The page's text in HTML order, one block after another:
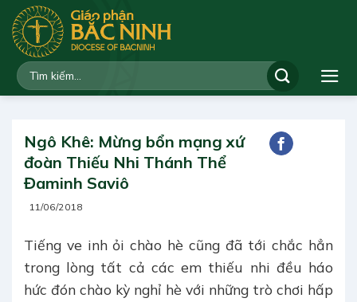
qua
dung
Ngô Khê: Mừng bổn mạng xứ
đoàn Thiếu Nhi Thánh Thể
Đaminh Saviô
11/06/2018
Tiếng ve inh ỏi chào hè cũng đã tới chắc hẳn
trong lòng tất cả các em thiếu nhi đều háo
hức đón chào kỳ nghỉ hè với những trò chơi hấp